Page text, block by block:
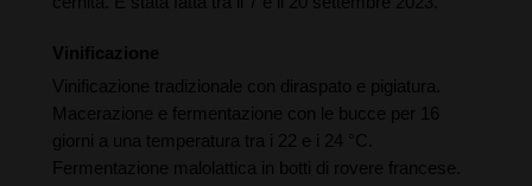
Vinificazione
Vinificazione tradizionale con diraspato e pigiatura.
Macerazione e fermentazione con le bucce per 16
giorni a una temperatura tra i 22 e i 24 °C.
Fermentazione malolattica in botti di rovere francese.